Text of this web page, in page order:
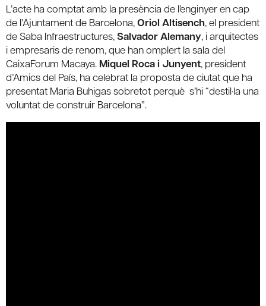
L’acte ha comptat amb la presència de l’enginyer en cap
de l’Ajuntament de Barcelona,Oriol Altisench, el president
de Saba Infraestructures,Salvador Alemany, i arquitectes
i empresaris de renom, que han omplert la sala del
CaixaForum Macaya. Miquel Roca i Junyent, president
d’Amics del País, ha celebrat la proposta de ciutat que ha
presentat Maria Buhigas sobretot perquè s’hi “destil·la una
voluntat de construir Barcelona”.